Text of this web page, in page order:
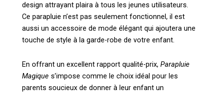
design attrayant plaira à tous les jeunes utilisateurs.
Ce parapluie n’est pas seulement fonctionnel, il est
aussi un accessoire de mode élégant qui ajoutera une
touche de style à la garde-robe de votre enfant.
En offrant un excellent rapport qualité-prix, Parapluie
Magique s’impose comme le choix idéal pour les
parents soucieux de donner à leur enfant un